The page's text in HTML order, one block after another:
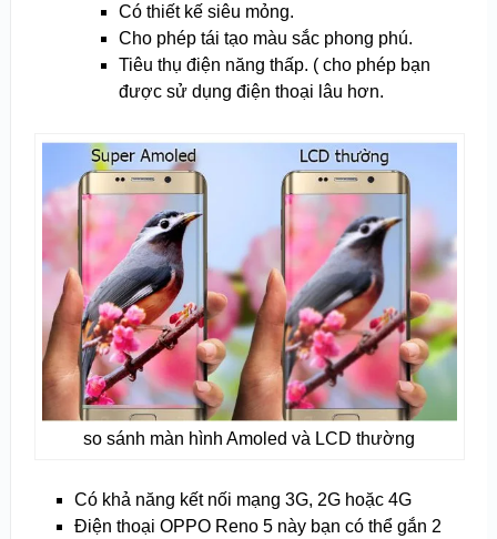
Có thiết kế siêu mỏng.
Cho phép tái tạo màu sắc phong phú.
Tiêu thụ điện năng thấp. ( cho phép bạn
được sử dụng điện thoại lâu hơn.
so sánh màn hình Amoled và LCD thường
Có khả năng kết nối mạng 3G, 2G hoặc 4G
Điện thoại OPPO Reno 5 này bạn có thể gắn 2